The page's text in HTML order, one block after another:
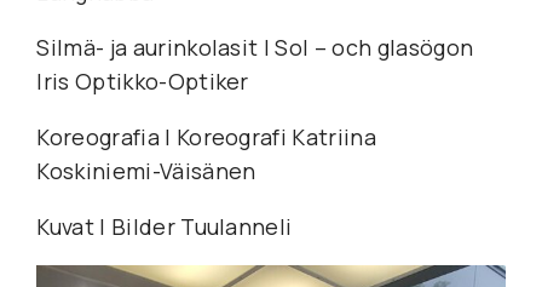
Silmä- ja aurinkolasit I Sol – och glasögon
Iris Optikko-Optiker
Koreografia I Koreografi Katriina
Koskiniemi-Väisänen
Kuvat I Bilder Tuulanneli